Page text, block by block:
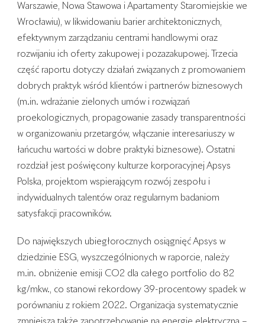
Warszawie, Nowa Stawowa i Apartamenty Staromiejskie we
Wrocławiu), w likwidowaniu barier architektonicznych,
efektywnym zarządzaniu centrami handlowymi oraz
rozwijaniu ich oferty zakupowej i pozazakupowej. Trzecia
część raportu dotyczy działań związanych z promowaniem
dobrych praktyk wśród klientów i partnerów biznesowych
(m.in. wdrażanie zielonych umów i rozwiązań
proekologicznych, propagowanie zasady transparentności
w organizowaniu przetargów, włączanie interesariuszy w
łańcuchu wartości w dobre praktyki biznesowe). Ostatni
rozdział jest poświęcony kulturze korporacyjnej Apsys
Polska, projektom wspierającym rozwój zespołu i
indywidualnych talentów oraz regularnym badaniom
satysfakcji pracowników.
Do największych ubiegłorocznych osiągnięć Apsys w
dziedzinie ESG, wyszczególnionych w raporcie, należy
m.in. obniżenie emisji CO2 dla całego portfolio do 82
kg/mkw., co stanowi rekordowy 39-procentowy spadek w
porównaniu z rokiem 2022. Organizacja systematycznie